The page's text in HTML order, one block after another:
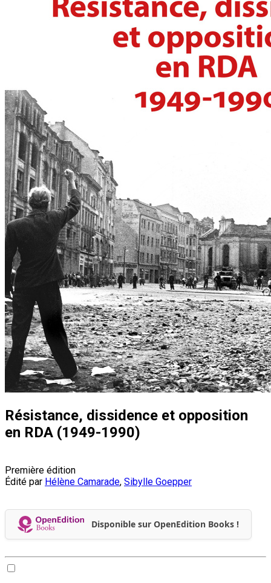
Résistance, dissidence et opposition
en RDA (1949-1990)
Première édition
Édité par Hélène Camarade, Sibylle Goepper
Disponible sur OpenEdition Books !